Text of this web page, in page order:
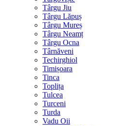
Târgu Jiu
Târgu Lăpuș
Târgu Mureș
Târgu Neamț
Târgu Ocna
Târnăveni
Techirghiol
Timișoara
Tinca
Toplița
Tulcea
Turceni
Turda
Vadu Oii